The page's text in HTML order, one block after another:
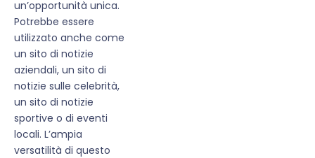
un’opportunità unica.
Potrebbe essere
utilizzato anche come
un sito di notizie
aziendali, un sito di
notizie sulle celebrità,
un sito di notizie
sportive o di eventi
locali. L’ampia
versatilità di questo